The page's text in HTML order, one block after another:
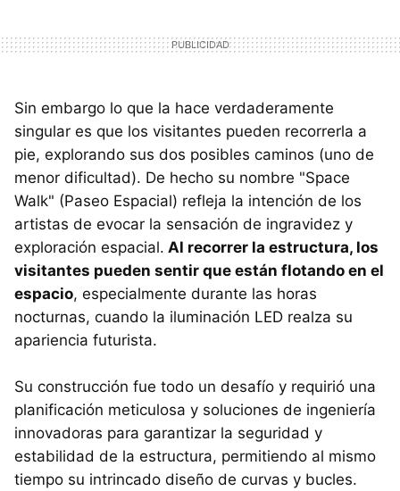
Sin embargo lo que la hace verdaderamente
singular es que los visitantes pueden recorrerla a
pie, explorando sus dos posibles caminos (uno de
menor dificultad). De hecho su nombre "Space
Walk" (Paseo Espacial) refleja la intención de los
artistas de evocar la sensación de ingravidez y
exploración espacial. Al recorrer la estructura, los
visitantes pueden sentir que están flotando en el
espacio, especialmente durante las horas
nocturnas, cuando la iluminación LED realza su
apariencia futurista.
Su construcción fue todo un desafío y requirió una
planificación meticulosa y soluciones de ingeniería
innovadoras para garantizar la seguridad y
estabilidad de la estructura, permitiendo al mismo
tiempo su intrincado diseño de curvas y bucles.